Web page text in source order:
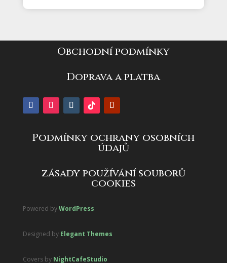
Obchodní podmínky
Doprava a platba
Podmínky ochrany osobních
údajů
zásady používání souborů
cookies
Powered byWordPress
Designed by Elegant Themes
Covers by NightCafeStudio